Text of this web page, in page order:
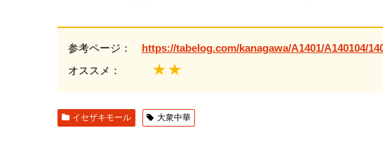
参考ページ： https://tabelog.com/kanagawa/A1401/A140104/
オススメ： ★★
イセザキモール 大衆中華